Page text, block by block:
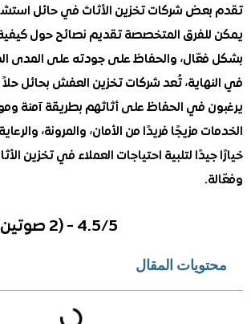
شركات تخزين الأثاث في حائل استشارات فنية
المتخصصة تقديم نصائح حول كيفية تخزين
والحفاظ على جودته على المدى الطويل.
تُعد شركات تخزين العفش بحائل حلاً مثاليًا
في الحفاظ على أثاثهم بطريقة آمنة وموثوقة.
مزيجًا فريدًا من الأمان، والمرونة، والرعاية
لتلبية احتياجات العملاء في تخزين الأثاث
المقال